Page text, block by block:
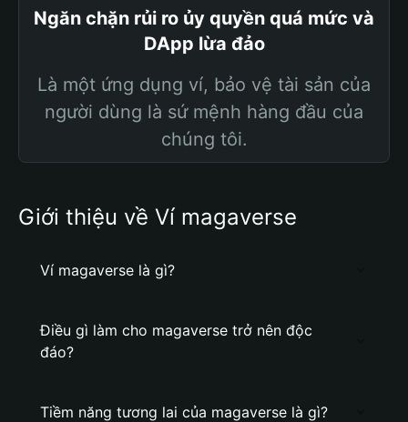
Ngăn chặn rủi ro ủy quyền quá mức và
DApp lừa đảo
Là một ứng dụng ví, bảo vệ tài sản của
người dùng là sứ mệnh hàng đầu của
chúng tôi.
Giới thiệu về Ví magaverse
Ví magaverse là gì?
Điều gì làm cho magaverse trở nên độc
đáo?
Tiềm năng tương lai của magaverse là gì?